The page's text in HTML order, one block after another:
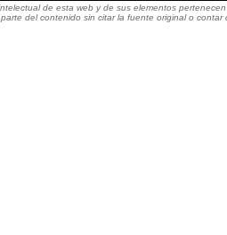
de esta web y de sus elementos
del contenido sin citar la fuente original o